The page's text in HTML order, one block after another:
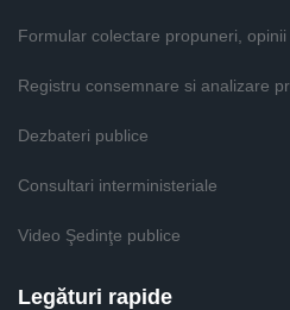
Formular colectare propuneri, opinii
Registru consemnare si analizare
Dezbateri publice
Consultari interministeriale
Video Şedinţe publice
Legături rapide